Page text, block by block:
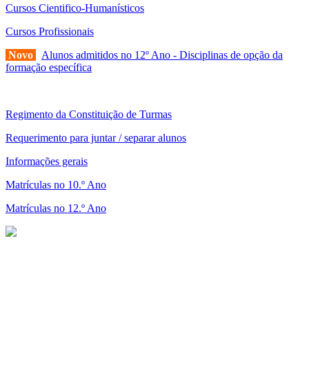
Cursos Cientifico-Humanísticos
Cursos Profissionais
Novo
Alunos admitidos no 12º Ano - Disciplinas de opção da
formação específica
Regimento da Constituição de Turmas
Requerimento para juntar / separar alunos
Informações gerais
Matrículas no 10.º Ano
Matrículas no 12.º Ano